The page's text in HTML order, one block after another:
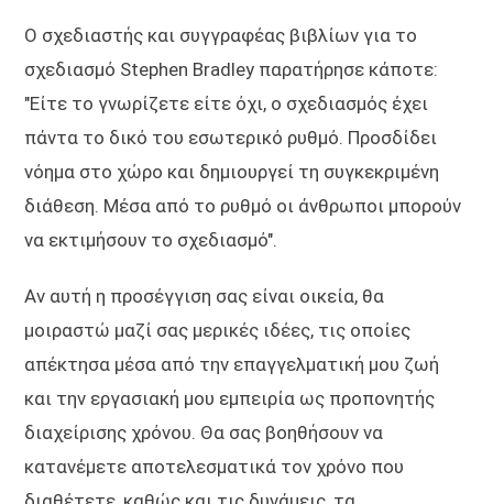
Ο σχεδιαστής και συγγραφέας βιβλίων για το
σχεδιασμό Stephen Bradley παρατήρησε κάποτε:
"Είτε το γνωρίζετε είτε όχι, ο σχεδιασμός έχει
πάντα το δικό του εσωτερικό ρυθμό. Προσδίδει
νόημα στο χώρο και δημιουργεί τη συγκεκριμένη
διάθεση. Μέσα από το ρυθμό οι άνθρωποι μπορούν
να εκτιμήσουν το σχεδιασμό".
Αν αυτή η προσέγγιση σας είναι οικεία, θα
μοιραστώ μαζί σας μερικές ιδέες, τις οποίες
απέκτησα μέσα από την επαγγελματική μου ζωή
και την εργασιακή μου εμπειρία ως προπονητής
διαχείρισης χρόνου. Θα σας βοηθήσουν να
κατανέμετε αποτελεσματικά τον χρόνο που